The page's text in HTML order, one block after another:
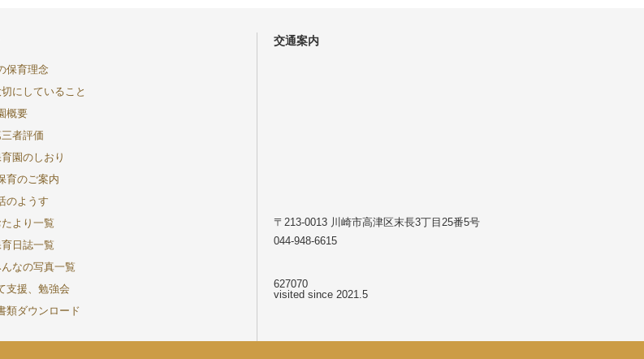
保育理念
切にしていること
概要
者評価
園のしおり
育のご案内
のようす
たより一覧
日誌一覧
なの写真一覧
支援、勉強会
類ダウンロード
交通案内
〒213-0013 川崎市高津区末長3丁目25番5号
044-948-6615
627070
visited since 2021.5